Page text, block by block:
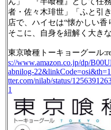
者・佐々木琲世」「ふと引
店で、ハイセは“懐かしい
そこに、自身を紐解く大き
東京喰種トーキョーグール
s://www.amazon.co.jp/dp/
abnilog-
tter.com/nilab/status/
1